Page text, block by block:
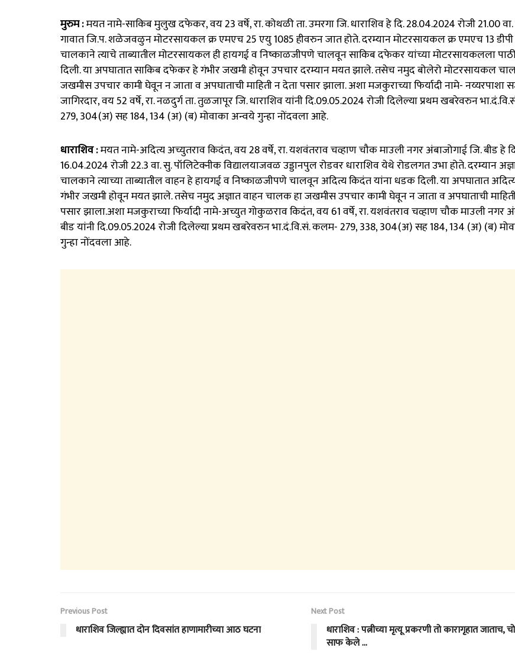
मुरुम :मयत नामे-साकिब मुलुख दफेकर, वय 23 वर्षे, रा. कोथळी ता. उमरगा जि. धाराशिव हे दि. 28.04.2024 रोजी 21.00
गावात जि.प. शळेजवळुन मोटरसायकल क्र एमएच 25 एयु 1085 हीवरुन जात होते. दरम्यान मोटरसायकल क्र एमएच 13
चालकाने त्याचे ताब्यातील मोटरसायकल ही हायगई व निष्काळजीपणे चालवून साकिब दफेकर यांच्या मोटरसायकलला
दिली. या अपघातात साकिब दफेकर हे गंभीर जखमी होवून उपचार दरम्यान मयत झाले. तसेच नमुद बोलेरो मोटरसायकल
जखमीस उपचार कामी घेवून न जाता व अपघाताची माहिती न देता पसार झाला. अशा मजकुराच्या फिर्यादी नामे- नय्यरपाशा
जागिरदार, वय 52 वर्षे, रा. नळदुर्ग ता. तुळजापूर जि. धाराशिव यांनी दि.09.05.2024 रोजी दिलेल्या प्रथम खबरेवरुन
279, 304(अ) सह 184, 134 (अ) (ब) मोवाका अन्वये गुन्हा नोंदवला आहे.
धाराशिव :मयत नामे-अदित्य अच्युतराव किदंत, वय 28 वर्षे, रा. यशवंतराव चव्हाण चौक माउली नगर अंबाजोगाई जि. बीड हे
16.04.2024 रोजी 22.3 वा. सु. पॉलिटेक्नीक विद्यालयाजवळ उड्डानपुल रोडवर धाराशिव येथे रोडलगत उभा होते. दरम्यान
चालकाने त्याच्या ताब्यातील वाहन हे हायगई व निष्काळजीपणे चालवून अदित्य किदंत यांना धडक दिली. या अपघातात
गंभीर जखमी होवून मयत झाले. तसेच नमुद अज्ञात वाहन चालक हा जखमीस उपचार कामी घेवून न जाता व अपघाताची
पसार झाला.अशा मजकुराच्या फिर्यादी नामे-अच्युत गोकुळराव किदंत, वय 61 वर्षे, रा. यशवंतराव चव्हाण चौक माउली नगर
बीड यांनी दि.09.05.2024 रोजी दिलेल्या प्रथम खबरेवरुन भा.दं.वि.सं. कलम- 279, 338, 304(अ) सह 184, 134 (अ) (ब)
गुन्हा नोंदवला आहे.
Previous Post
धाराशिव जिल्ह्यात दोन दिवसांत हाणामारीच्या आठ घटना
Next Post
धाराशिव : पत्नीच्या मृत्यू प्रकरणी तो कारागृहात जाताच,
साफ केले …